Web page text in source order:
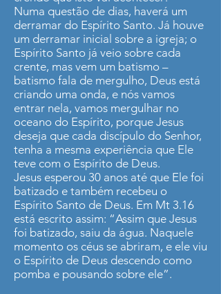
Numa questão de dias, haverá um
derramar do Espírito Santo. Já houve
um derramar inicial sobre a igreja; o
Espírito Santo já veio sobre cada
crente, mas vem um batismo –
batismo fala de mergulho, Deus está
criando uma onda, e nós vamos
entrar nela, vamos mergulhar no
oceano do Espírito, porque Jesus
deseja que cada discípulo do Senhor,
tenha a mesma experiência que Ele
teve com o Espírito de Deus.
Jesus esperou 30 anos até que Ele foi
batizado e também recebeu o
Espírito Santo de Deus. Em Mt 3.16
está escrito assim: “Assim que Jesus
foi batizado, saiu da água. Naquele
momento os céus se abriram, e ele viu
o Espírito de Deus descendo como
pomba e pousando sobre ele”.